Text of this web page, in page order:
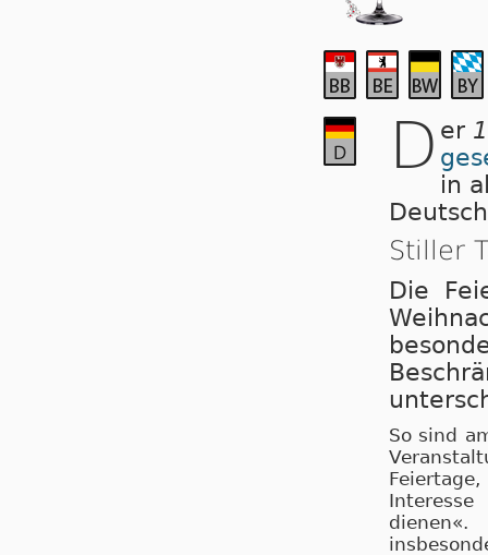
D er
in
Stiller
Die
So sind